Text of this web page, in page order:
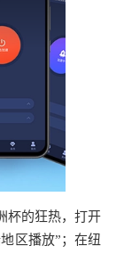
杯的狂热，打开
区播放”；在纽